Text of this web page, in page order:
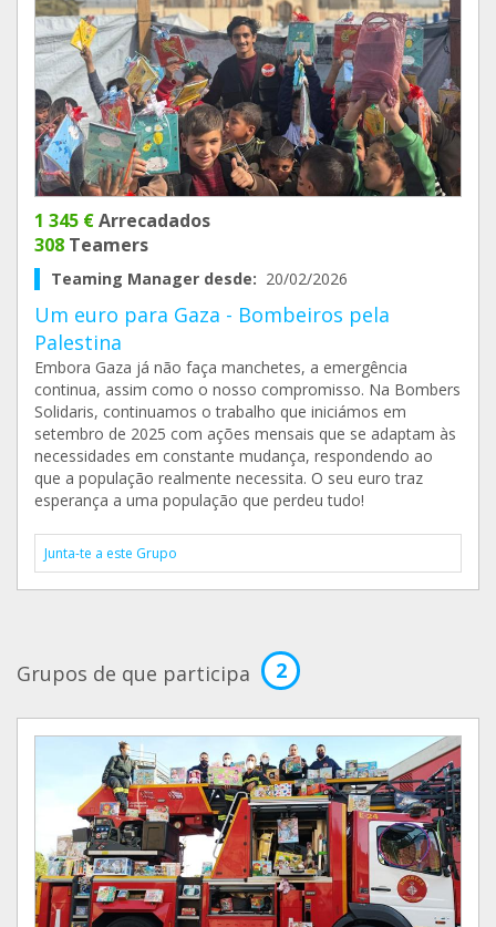
1 345 €Arrecadados
308 Teamers
Teaming Manager desde: 20/02/2026
Um euro para Gaza - Bombeiros pela
Palestina
Embora Gaza já não faça manchetes, a emergência
continua, assim como o nosso compromisso. Na Bombers
Solidaris, continuamos o trabalho que iniciámos em
setembro de 2025 com ações mensais que se adaptam às
necessidades em constante mudança, respondendo ao
que a população realmente necessita. O seu euro traz
esperança a uma população que perdeu tudo!
Junta-te a este Grupo
Grupos de que participa 2